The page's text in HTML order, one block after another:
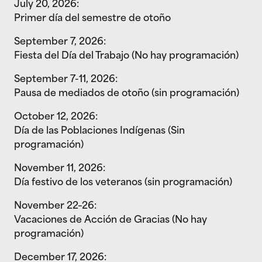
July 20, 2026:
Primer día del semestre de otoño
September 7, 2026:
Fiesta del Día del Trabajo (No hay programación)
September 7-11, 2026:
Pausa de mediados de otoño (sin programación)
October 12, 2026:
Día de las Poblaciones Indígenas (Sin
programación)
November 11, 2026:
Día festivo de los veteranos (sin programación)
November 22–26:
Vacaciones de Acción de Gracias (No hay
programación)
December 17, 2026: